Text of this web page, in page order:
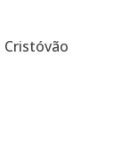
Cristóvão